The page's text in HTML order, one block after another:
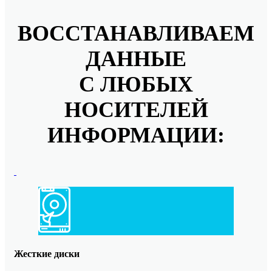
ВОССТАНАВЛИВАЕМ
ДАННЫЕ
С ЛЮБЫХ
НОСИТЕЛЕЙ
ИНФОРМАЦИИ:
Жесткие диски